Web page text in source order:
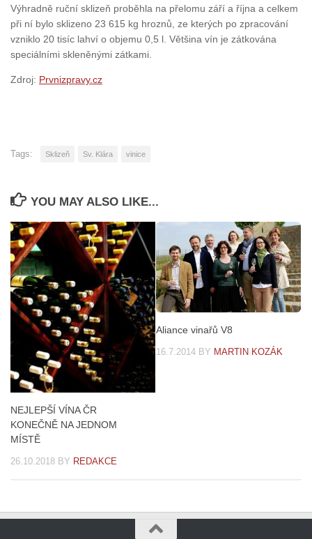
Výhradně ruční sklizeň proběhla na přelomu září a října a celkem
při ní bylo sklizeno 23 615 kg hroznů, ze kterých po zpracování
vzniklo 20 tisíc lahví o objemu 0,5 l. Většina vín je zátkována
speciálními skleněnými zátkami.
Zdroj: Prvnizpravy.cz
Tags: Sklizeň Sv. Klára vinice
YOU MAY ALSO LIKE...
NEJLEPŠÍ VÍNA ČR
KONEČNĚ NA JEDNOM
MÍSTĚ
26.10.2018 BY REDAKCE
Aliance vinařů V8
16.7.2014 BY MARTIN KOZÁK